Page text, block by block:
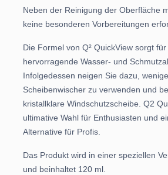
Neben der Reinigung der Oberfläche
keine besonderen Vorbereitungen
Die Formel von Q² QuickView sorgt für
hervorragende Wasser- und
Infolgedessen neigen Sie dazu,
Scheibenwischer zu verwenden und
kristallklare Windschutzscheibe. Q2
ultimative Wahl für Enthusiasten und
Alternative für Profis.
Das Produkt wird in einer speziellen
und beinhaltet 120 ml.